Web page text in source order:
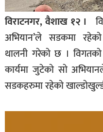
विराटनगर, वैशाख १२ ।
अभियान’ले सडकमा
थालनी गरेकाे छ ।
कार्यमा जुटेकाे साे
सडकहरुमा रहेकाे